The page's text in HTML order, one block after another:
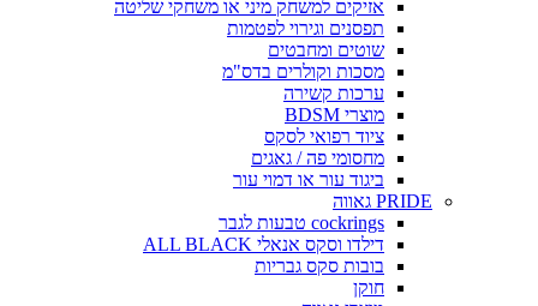
אזיקים למשחק מיני או משחקי שליטה
תפסנים וגירוי לפטמות
שוטים ומחבטים
מסכות וקולרים בדס"מ
ערכות קשירה
מוצרי BDSM
ציוד רפואי לסקס
מחסומי פה / גאגים
ביגוד עור או דמוי עור
PRIDE גאווה
cockrings טבעות לגבר
דילדו וסקס אנאלי ALL BLACK
בובות סקס גבריות
חוקן